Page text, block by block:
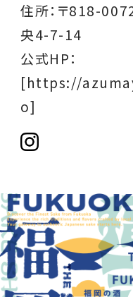
住所：〒818-
央4-7-14
公式HP：
[https://
o]